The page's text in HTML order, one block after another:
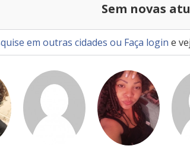
Sem novas
em outras cidades ou Faça login e